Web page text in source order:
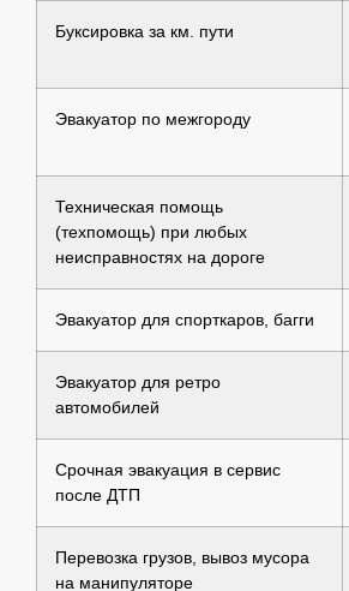
Буксировка за км. пути
Эвакуатор по межгороду
Техническая помощь
(техпомощь) при любых
неисправностях на дороге
Эвакуатор для спорткаров, багги
Эвакуатор для ретро
автомобилей
Срочная эвакуация в сервис
после ДТП
Перевозка грузов, вывоз мусора
на манипуляторе